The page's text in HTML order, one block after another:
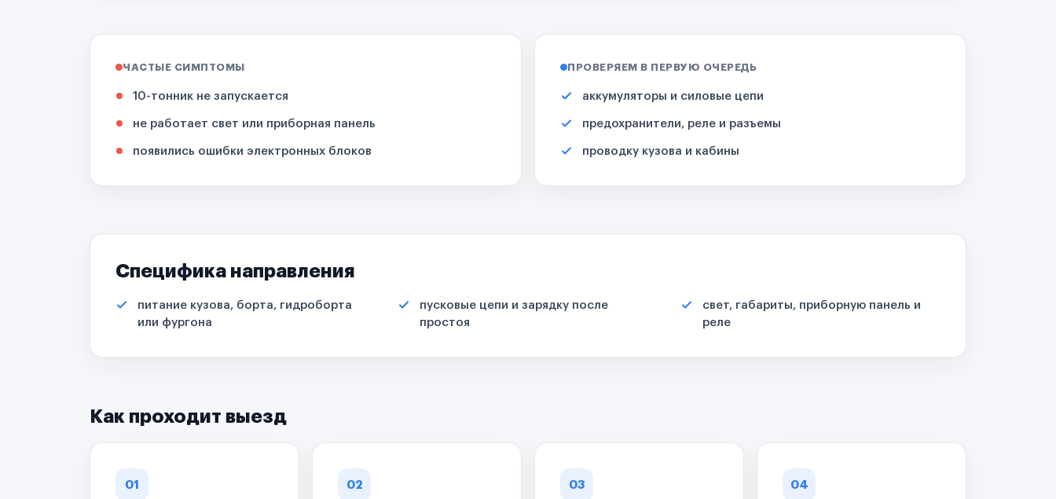
ЧАСТЫЕ СИМПТОМЫ
10-тонник не запускается
не работает свет или приборная панель
появились ошибки электронных блоков
ПРОВЕРЯЕМ В ПЕРВУЮ ОЧЕРЕДЬ
аккумуляторы и силовые цепи
предохранители, реле и разъемы
проводку кузова и кабины
Специфика направления
питание кузова, борта, гидроборта
или фургона
пусковые цепи и зарядку после
простоя
свет, габариты, приборную панель и
реле
Как проходит выезд
01 02 03 04